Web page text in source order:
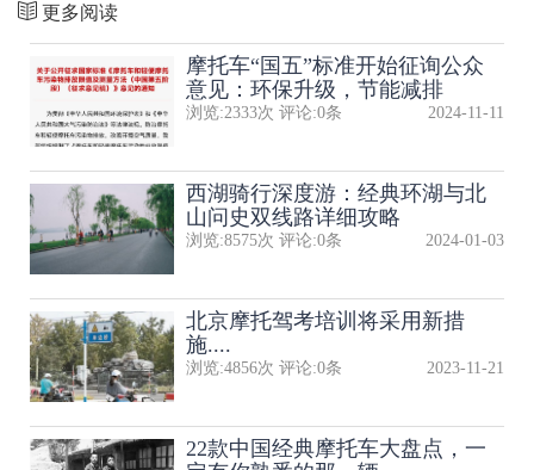
更多阅读
摩托车“国五”标准开始征询公众
意见：环保升级，节能减排
浏览:2333次 评论:0条 2024-11-11
西湖骑行深度游：经典环湖与北
山问史双线路详细攻略
浏览:8575次 评论:0条 2024-01-03
北京摩托驾考培训将采用新措
施....
浏览:4856次 评论:0条 2023-11-21
22款中国经典摩托车大盘点，一